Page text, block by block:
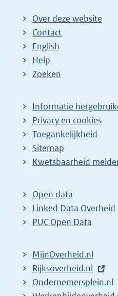
Over deze website
Contact
English
Help
Zoeken
Informatie
Privacy en cookies
Toegankelijkheid
Sitemap
E
t
e
r
l
i
n
Kwetsbaarheid
Open data
Linked Data Overheid
PUC Open Data
MijnOverheid.nl
E
x
Rijksoverheid.nl
E
Ondernemersplein.nl